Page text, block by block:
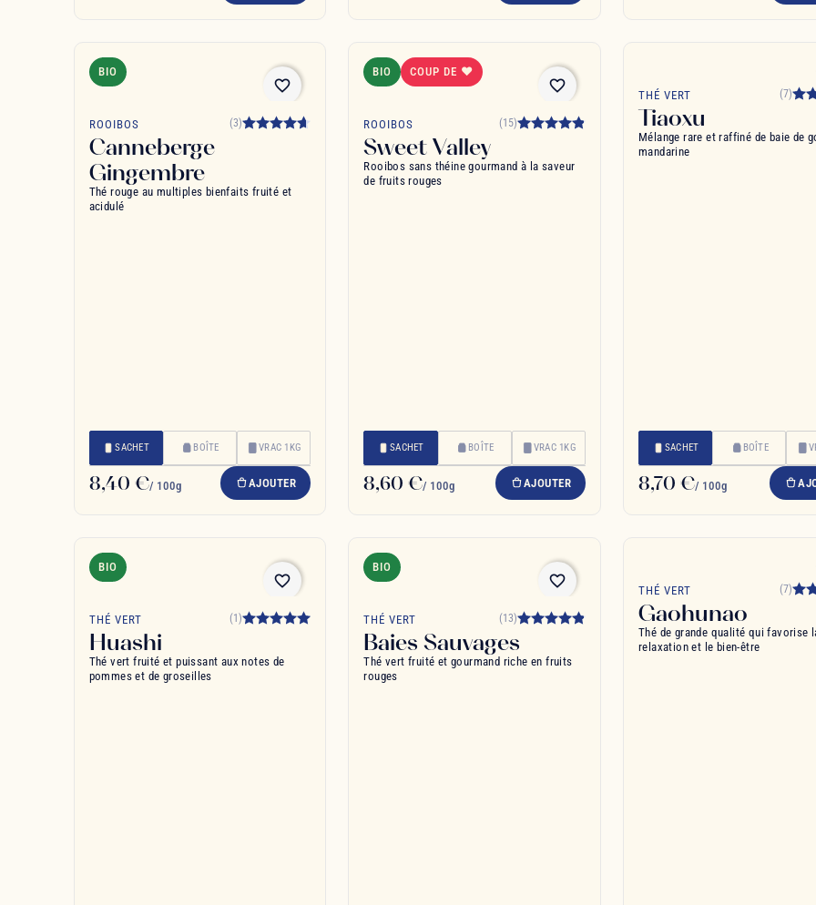
BIO
favorite_border
ROOIBOS (3)
Canneberge
Gingembre
Thé rouge au multiples bienfaits fruité et
acidulé
SACHET BOÎTE VRAC 1KG
8,40 €/ 100g AJOUTER
BIO COUP DE ❤
favorite_border
ROOIBOS (15)
Sweet Valley
Rooibos sans théine gourmand à la saveur
de fruits rouges
SACHET BOÎTE VRAC 1KG
8,60 €/ 100g AJOUTER
THÉ VERT (7)
Tiaoxu
Mélange rare et raffiné de baie de
mandarine
SACHET BOÎTE
8,70 €/ 100g
BIO
favorite_border
THÉ VERT (1)
Huashi
Thé vert fruité et puissant aux notes de
pommes et de groseilles
BIO
favorite_border
THÉ VERT (13)
Baies Sauvages
Thé vert fruité et gourmand riche en fruits
rouges
THÉ VERT (7)
Gaohunao
Thé de grande qualité qui favorise
relaxation et le bien-être